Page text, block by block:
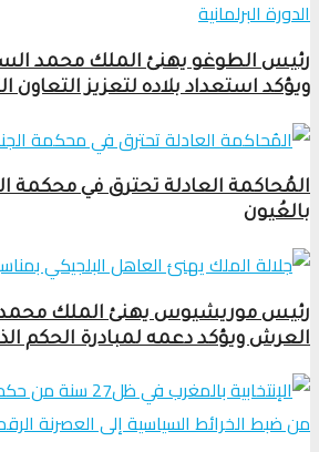
رئيس الطوغو يهنئ الملك محمد
ويؤكد استعداد بلاده لتعزيز التعاون
المُحاكمة العادلة تحترق في محكمة
بالعُيون
رئيس موريشيوس يهنئ الملك
العرش ويؤكد دعمه لمبادرة الحكم